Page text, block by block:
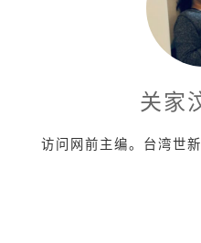
关家
访问网前主编。台湾世